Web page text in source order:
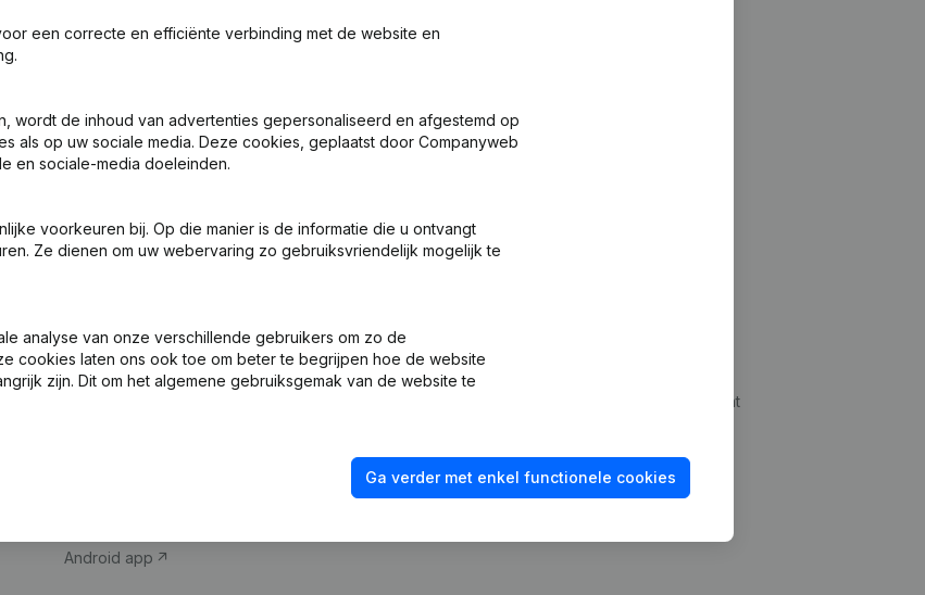
een correcte en efficiënte verbinding met de website en
wordt de inhoud van advertenties gepersonaliseerd en afgestemd op
als op uw sociale media. Deze cookies, geplaatst door Companyweb
en sociale-media doeleinden.
voorkeuren bij. Op die manier is de informatie die u ontvangt
Ze dienen om uw webervaring zo gebruiksvriendelijk mogelijk te
analyse van onze verschillende gebruikers om zo de
cookies laten ons ook toe om beter te begrijpen hoe de website
zijn. Dit om het algemene gebruiksgemak van de website te
Ga verder met enkel functionele cookies
Bedrijfsinformatie
Android app
Compliance & fraudepreventie
Kredietwaardigheid checken
Integraties op maat
Contact